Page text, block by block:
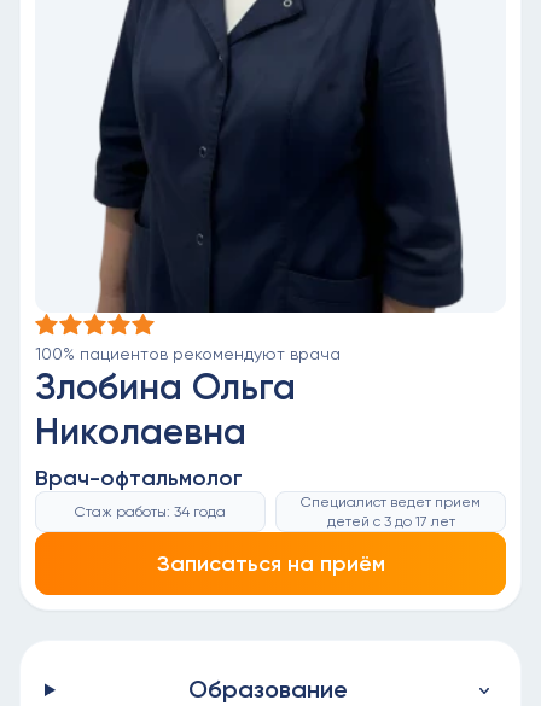
100% пациентов рекомендуют врача
Злобина Ольга
Николаевна
Врач-офтальмолог
Стаж работы: 34 года
Специалист ведет прием
детей с 3 до 17 лет
Записаться на приём
Образование